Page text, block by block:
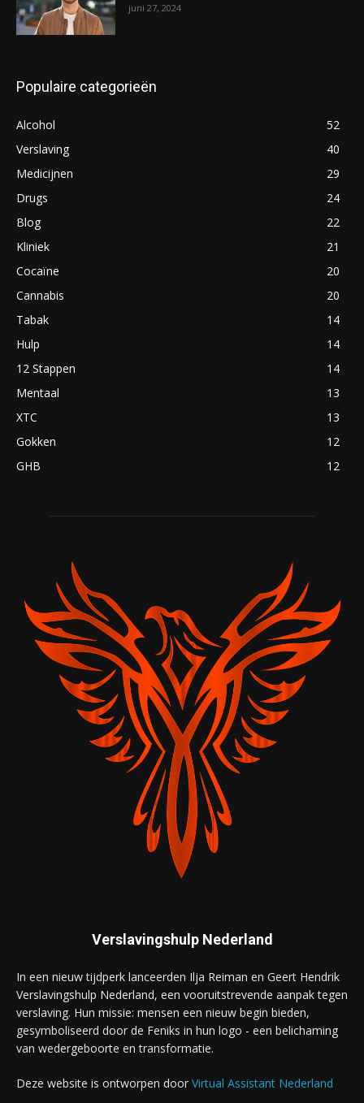
juni 27, 2024
Populaire categorieën
Alcohol
52
Verslaving
40
Medicijnen
29
Drugs
24
Blog
22
Kliniek
21
Cocaïne
20
Cannabis
20
Tabak
14
Hulp
14
12 Stappen
14
Mentaal
13
XTC
13
Gokken
12
GHB
12
Verslavingshulp Nederland
In een nieuw tijdperk lanceerden Ilja Reiman en Geert Hendrik
Verslavingshulp Nederland, een vooruitstrevende aanpak tegen
verslaving. Hun missie: mensen een nieuw begin bieden,
gesymboliseerd door de Feniks in hun logo - een belichaming
van wedergeboorte en transformatie.
Deze website is ontworpen door Virtual Assistant Nederland